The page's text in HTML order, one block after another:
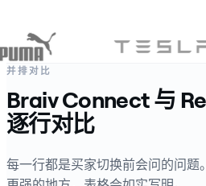
并排对比
Braiv Connect 与
逐行对比
每一行都是买家切换前会问的问题